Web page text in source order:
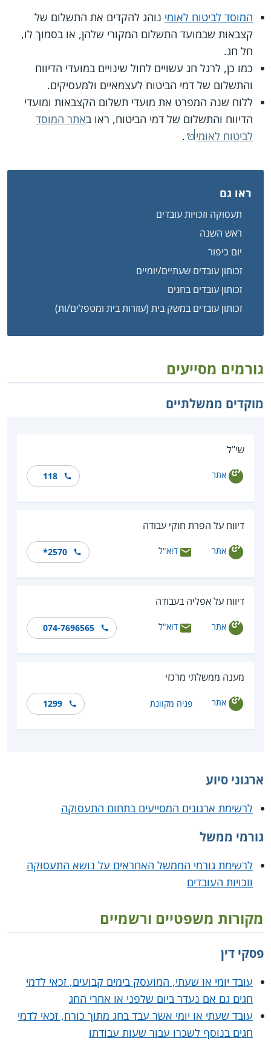
המוסד לביטוח לאומי נוהג להקדים את התשלום של
קצבאות שבמועד התשלום המקורי שלהן, או בסמוך לו,
חל חג.
כמו כן, לרגל חג עשויים לחול שינויים במועדי הדיווח
והתשלום של דמי הביטוח לעצמאיים ולמעסיקים.
ללוח שנה המפרט את מועדי תשלום הקצבאות ומועדי
הדיווח והתשלום של דמי הביטוח, ראו באתר המוסד
לביטוח לאומי
.
ראו גם
תעסוקה וזכויות עובדים
ראש השנה
יום כיפור
זכותון עובדים שעתיים/יומיים
זכותון עובדים בחגים
זכותון עובדים במשק בית (עוזרות בית ומטפלים/ות)
גורמים מסייעים
מוקדים ממשלתיים
שי"ל
אתר 118
דיווח על הפרת חוקי עבודה
אתר דוא"ל *2570
דיווח על אפליה בעבודה
אתר דוא"ל 074-7696565
מענה ממשלתי מרכזי
אתר פניה מקוונת 1299
ארגוני סיוע
לרשימת ארגונים המסייעים בתחום התעסוקה
גורמי ממשל
לרשימת גורמי הממשל האחראים על נושא התעסוקה
וזכויות העובדים
מקורות משפטיים ורשמיים
פסקי דין
עובד יומי או שעתי, המועסק בימים קבועים, זכאי לדמי
חגים גם אם נעדר ביום שלפני או אחרי החג
עובד שעתי או יומי אשר עבד בחג מתוך כורח, זכאי לדמי
חגים בנוסף לשכרו עבור שעות עבודתו